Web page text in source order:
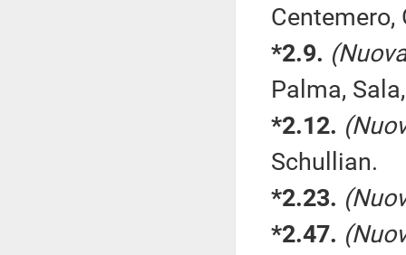
Centemero,
*2.9.
Palma,
*2.12.
Schullian.
*2.23.
*2.47.